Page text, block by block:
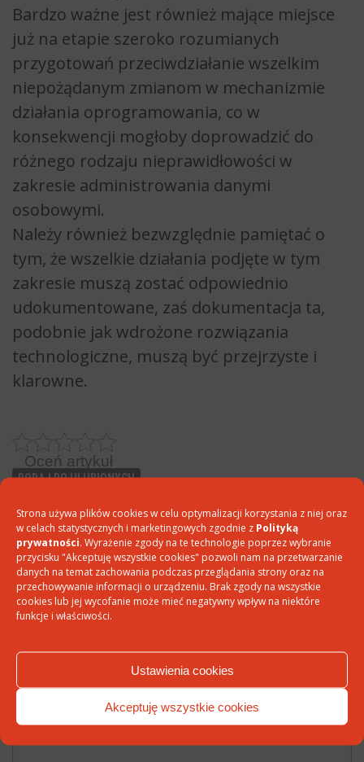
Strona używa plików cookies w celu optymalizacji korzystania z niej oraz
w celach statystycznych i marketingowych zgodnie z Polityką
prywatności. Wyrażenie zgody na te technologie poprzez wybranie
przycisku "Akceptuję wszystkie cookies" pozwoli nam na przetwarzanie
danych na temat zachowania podczas przeglądania strony oraz na
przechowywanie informacji o urządzeniu. Brak zgody na wszystkie
cookies lub jej wycofanie może mieć negatywny wpływ na niektóre
funkcje i właściwości.
Akceptuję wszystkie cookies
Ustawienia cookies
Bardzo ważne jest również mające miejsce
już na etapie szeroko rozumianych
przygotowań przeciwdziałanie wszelkim
niepożądanym zmianom w mechanizmie
działania oprogramowania, co w
konsekwencji mogłoby doprowadzić do
różnego rodzaju nieprawidłowości w
zakresie administrowania danymi
osobowymi.
Należy również bezwzględnie pamiętać o
tym, że wszelkie działania podjęte w tym
zakresie muszą zostać odpowiednio
udokumentowane, zaś dokumentacja ta,
podobnie jak wdrożone rozwiązania
technologiczne, muszą być przejrzyste i
klarowne.
Oceń artykuł
DODAJ DO ULUBIONYCH
PODZIEL SIĘ:
LUB WYŚLIJ EMAIL Z LINKIEM DO ARTYKUŁU
Twój adres e-mail nie zostanie opublikowany.
Komentarz